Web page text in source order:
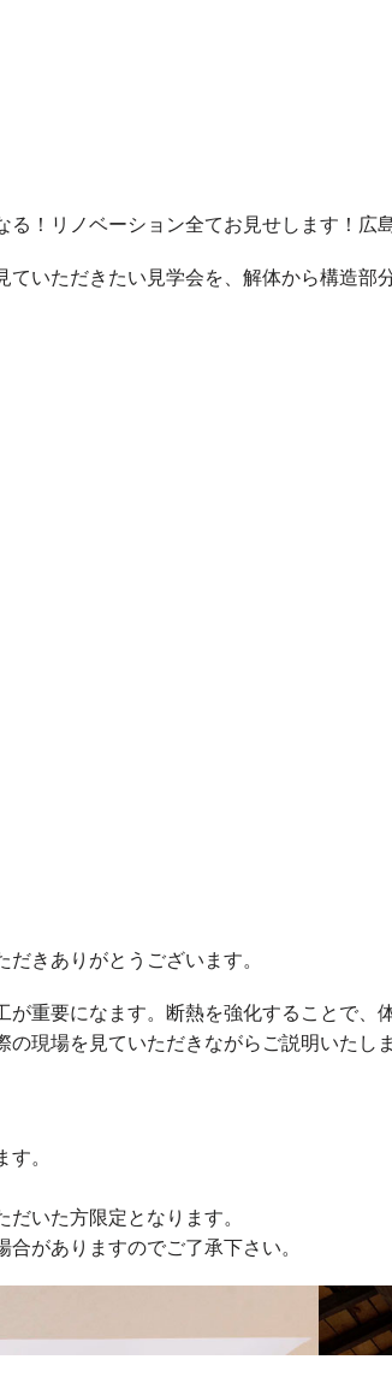
！リノベーション全てお見せします！広
いただきたい見学会を、解体から構造部
きありがとうございます。
が重要になます。断熱を強化することで
現場を見ていただきながらご説明いたしま
。
いた方限定となります。
がありますのでご了承下さい。